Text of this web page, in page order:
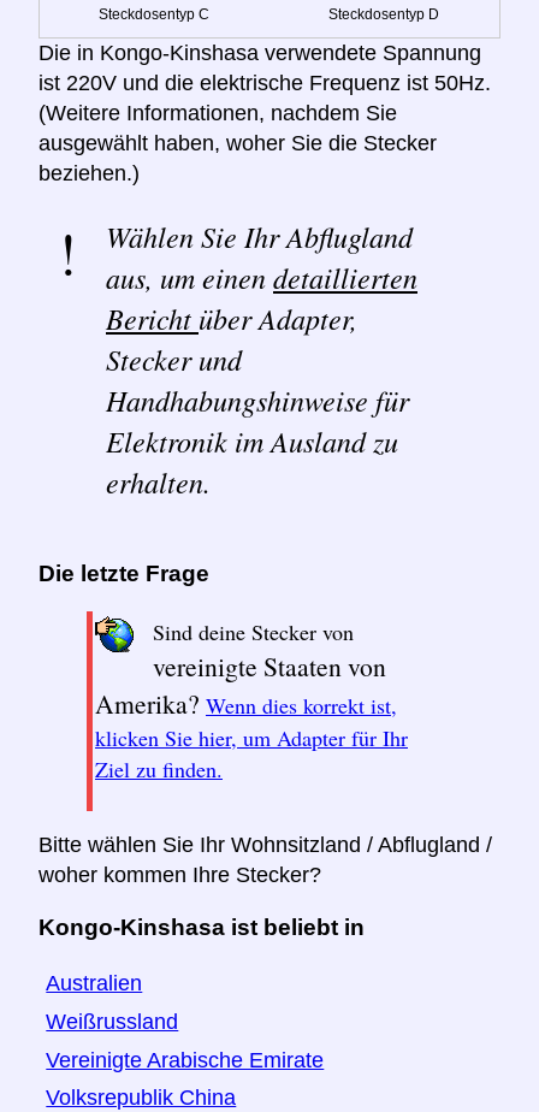
Steckdosentyp C Steckdosentyp D
Die in Kongo-Kinshasa verwendete Spannung
ist 220V und die elektrische Frequenz ist 50Hz.
(Weitere Informationen, nachdem Sie
ausgewählt haben, woher Sie die Stecker
beziehen.)
Wählen Sie Ihr Abflugland
aus, um einendetaillierten
Bericht über Adapter,
Stecker und
Handhabungshinweise für
Elektronik im Ausland zu
erhalten.
Die letzte Frage
Sind deine Stecker von
vereinigte Staaten von
Amerika? Wenn dies korrekt ist,
klicken Sie hier, um Adapter für Ihr
Ziel zu finden.
Bitte wählen Sie Ihr Wohnsitzland / Abflugland /
woher kommen Ihre Stecker?
Kongo-Kinshasa ist beliebt in
Australien
Weißrussland
Vereinigte Arabische Emirate
Volksrepublik China